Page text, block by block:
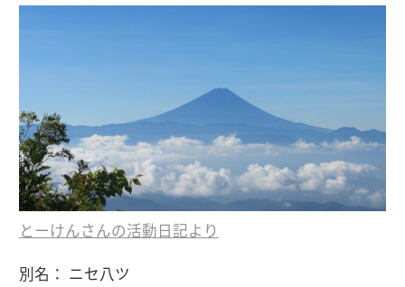
とーけんさんの活動日記より
別名： ニセ八ツ